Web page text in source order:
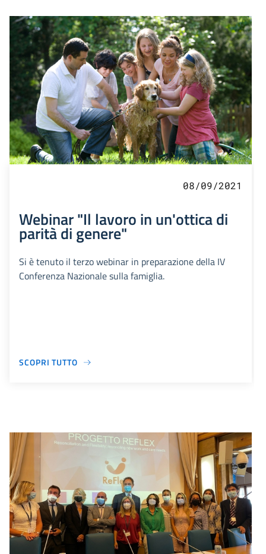
08/09/2021
Webinar "Il lavoro in un'ottica di
parità di genere"
Si è tenuto il terzo webinar in preparazione della IV
Conferenza Nazionale sulla famiglia.
SCOPRI TUTTO